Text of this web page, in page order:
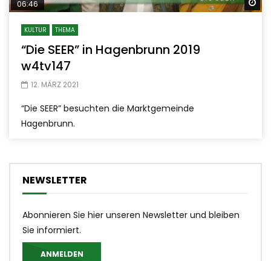
06:46
KULTUR THEMA
“Die SEER” in Hagenbrunn 2019
w4tv147
12. MÄRZ 2021
“Die SEER” besuchten die Marktgemeinde
Hagenbrunn.
NEWSLETTER
Abonnieren Sie hier unseren Newsletter und bleiben
Sie informiert.
ANMELDEN